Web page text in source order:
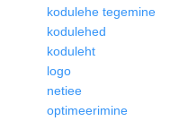
kodulehe tegemine
kodulehed
koduleht
logo
netiee
optimeerimine